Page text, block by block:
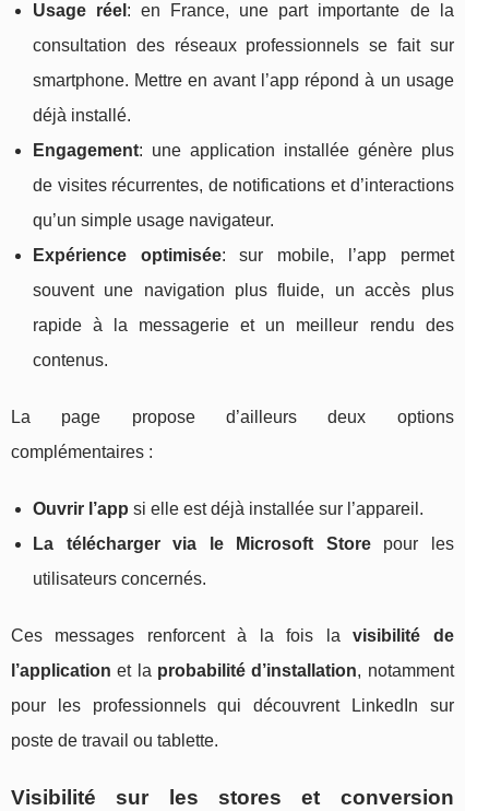
Usage réel : en France, une part importante de la
consultation des réseaux professionnels se fait sur
smartphone. Mettre en avant l’app répond à un usage
déjà installé.
Engagement: une application installée génère plus
de visites récurrentes, de notifications et d’interactions
qu’un simple usage navigateur.
Expérience optimisée: sur mobile, l’app permet
souvent une navigation plus fluide, un accès plus
rapide à la messagerie et un meilleur rendu des
contenus.
La page propose d’ailleurs deux options
complémentaires :
Ouvrir l’app si elle est déjà installée sur l’appareil.
La télécharger via le Microsoft Storepour les
utilisateurs concernés.
Ces messages renforcent à la fois lavisibilité de
l’application et la probabilité d’installation, notamment
pour les professionnels qui découvrent LinkedIn sur
poste de travail ou tablette.
Visibilité sur les stores et conversion